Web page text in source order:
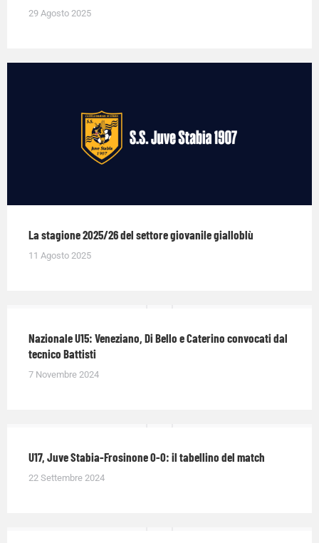
29 Agosto 2025
La stagione 2025/26 del settore giovanile gialloblù
11 Agosto 2025
Nazionale U15: Veneziano, Di Bello e Caterino convocati dal
tecnico Battisti
7 Novembre 2024
U17, Juve Stabia-Frosinone 0-0: il tabellino del match
22 Settembre 2024